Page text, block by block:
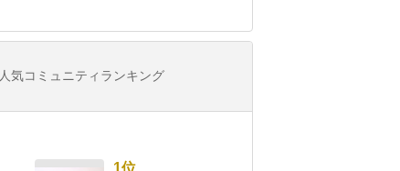
人気コミュニティランキング